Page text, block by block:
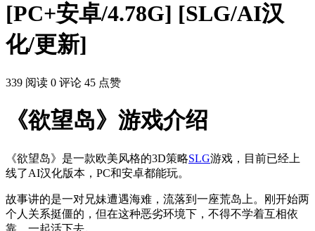
[PC+安卓/4.78G] [SLG/AI汉
化/更新]
339 阅读 0 评论 45 点赞
《欲望岛》游戏介绍
《欲望岛》是一款欧美风格的3D策略SLG游戏，目前已经上
线了AI汉化版本，PC和安卓都能玩。
故事讲的是一对兄妹遭遇海难，流落到一座荒岛上。刚开始两
个人关系挺僵的，但在这种恶劣环境下，不得不学着互相依
靠、一起活下去。